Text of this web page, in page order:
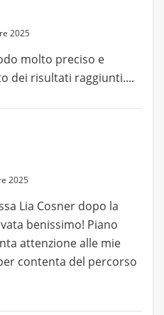
2025
molto preciso e
dei risultati raggiunti....
2025
Lia Cosner dopo la
benissimo! Piano
attenzione alle mie
contenta del percorso